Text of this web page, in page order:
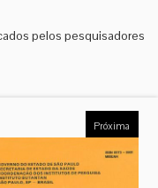
pelos pesquisadores
Próxima